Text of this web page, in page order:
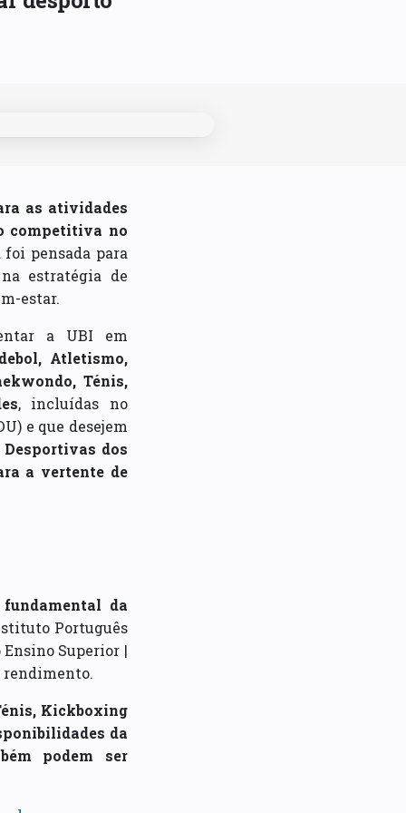
as atividades
competitiva no
pensada para
estratégia de
estar.
a UBI em
Atletismo,
Ténis,
, incluídas no
e que desejem
dos
a vertente de
da
Português
Superior |
rendimento.
Kickboxing
da
podem ser